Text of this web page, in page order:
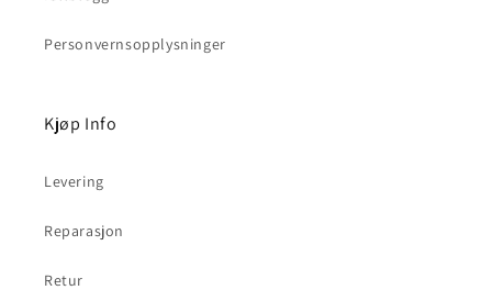
Personvernsopplysninger
Kjøp Info
Levering
Reparasjon
Retur